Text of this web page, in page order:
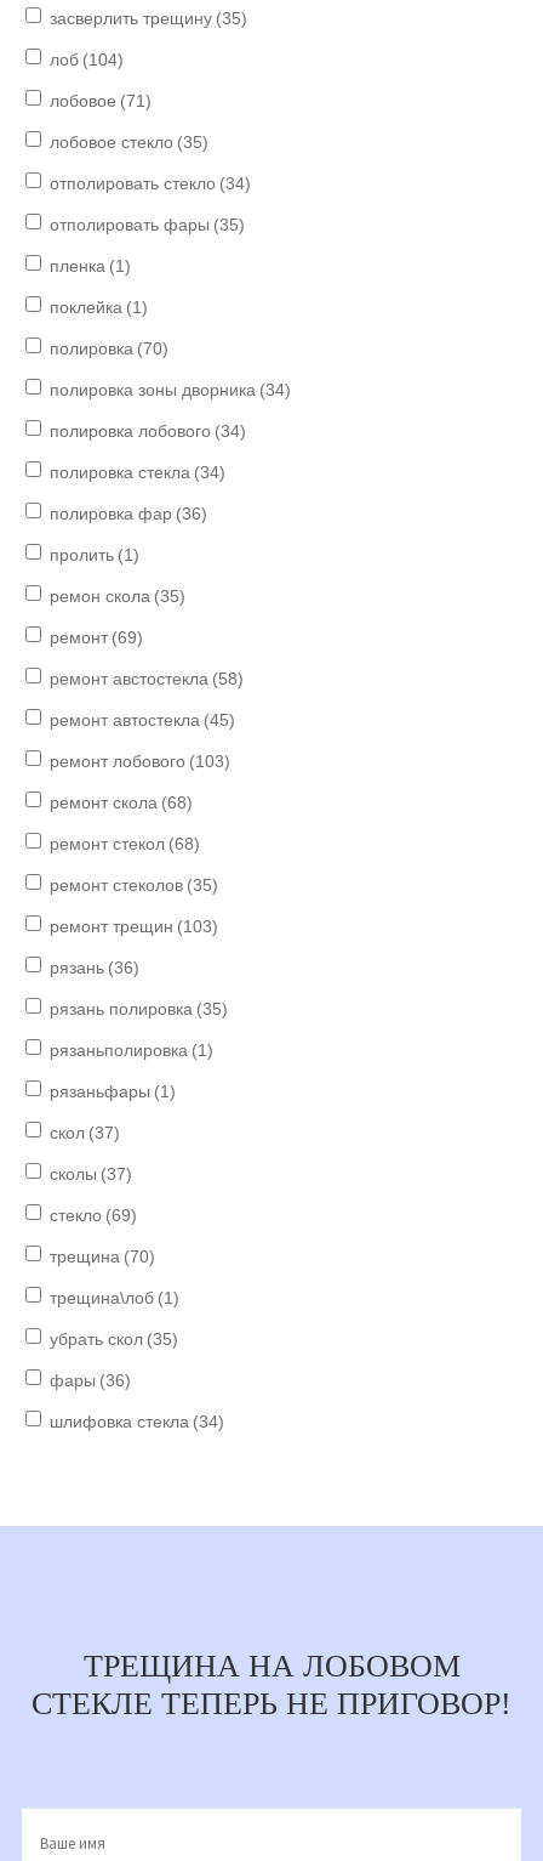
засверлить трещину (35)
лоб (104)
лобовое (71)
лобовое стекло (35)
отполировать стекло (34)
отполировать фары (35)
пленка (1)
поклейка (1)
полировка (70)
полировка зоны дворника (34)
полировка лобового (34)
полировка стекла (34)
полировка фар (36)
пролить (1)
ремон скола (35)
ремонт (69)
ремонт австостекла (58)
ремонт автостекла (45)
ремонт лобового (103)
ремонт скола (68)
ремонт стекол (68)
ремонт стеколов (35)
ремонт трещин (103)
рязань (36)
рязань полировка (35)
рязаньполировка (1)
рязаньфары (1)
скол (37)
сколы (37)
стекло (69)
трещина (70)
трещина\лоб (1)
убрать скол (35)
фары (36)
шлифовка стекла (34)
ТРЕЩИНА НА ЛОБОВОМ
СТЕКЛЕ ТЕПЕРЬ НЕ ПРИГОВОР!